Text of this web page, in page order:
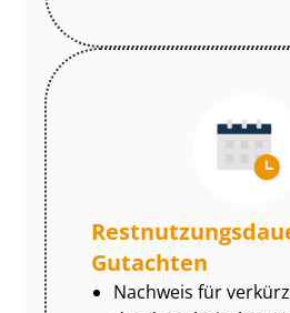
Gutachten
Nachweis für